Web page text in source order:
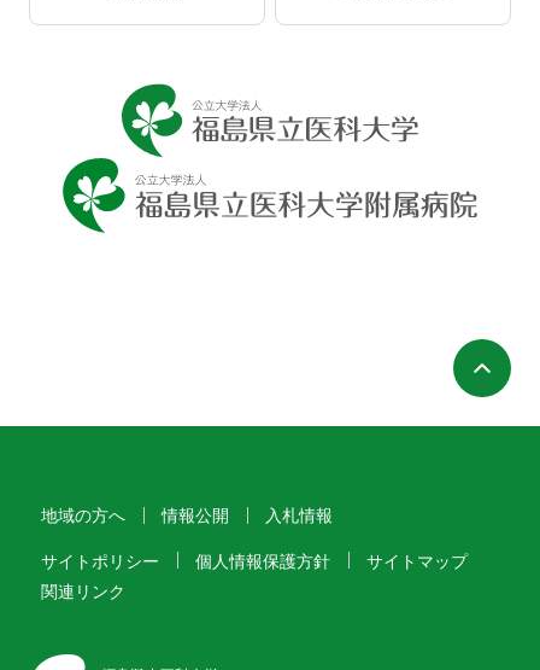
地域の方へ 情報公開 入札情報
サイトポリシー 個人情報保護方針
サイトマップ
関連リンク